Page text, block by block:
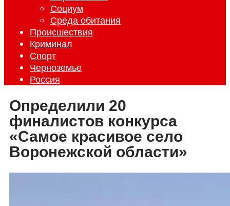
Социум
Среда обитания
Происшествия
Криминал
Спорт
Черноземье
Россия
Определили 20
финалистов конкурса
«Самое красивое село
Воронежской области»